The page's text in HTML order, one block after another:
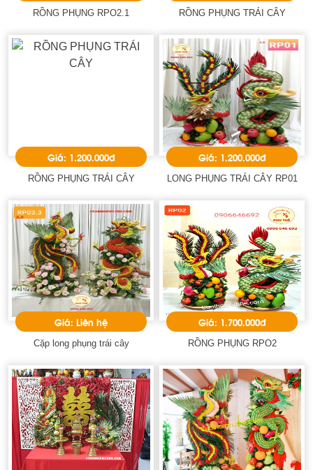
RỒNG PHỤNG RPO2.1 RỒNG PHỤNG TRÁI CÂY
Giá: 1.200.000đ
RỒNG PHỤNG TRÁI CÂY
Giá: 1.200.000đ
LONG PHỤNG TRÁI CÂY RP01
Giá: Liên hệ
Cặp long phụng trái cây
Giá: 1.700.000đ
RỒNG PHỤNG RPO2